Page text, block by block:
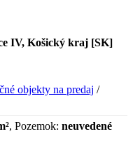
IV, Košický kraj [SK]
objekty na predaj /
, Pozemok: neuvedené